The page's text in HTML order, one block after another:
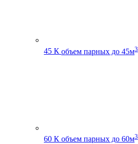
45 К объем парных до 45м3
60 К объем парных до 60м3